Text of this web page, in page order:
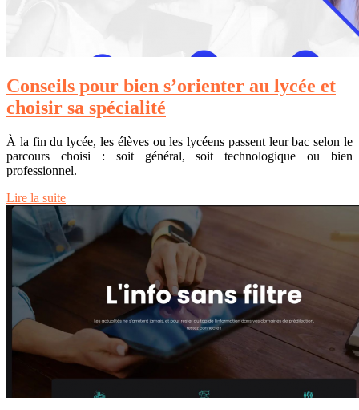
Conseils pour bien s’orienter au lycée et
choisir sa spécialité
À la fin du lycée, les élèves ou les lycéens passent leur bac selon le
parcours choisi : soit général, soit technologique ou bien
professionnel.
Lire la suite